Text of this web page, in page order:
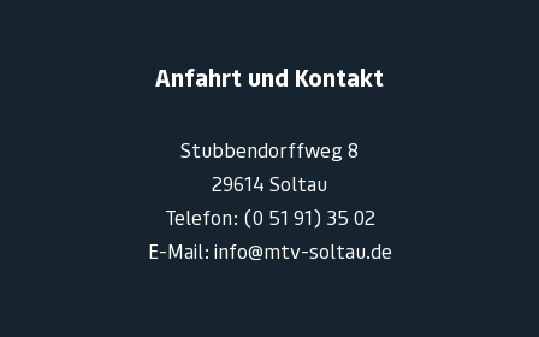
Anfahrt und Kontakt
Stubbendorffweg 8
29614 Soltau
Telefon: (0 51 91) 35 02
E-Mail: info@mtv-soltau.de